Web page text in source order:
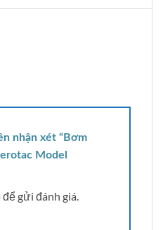
nhận xét “Bơm
Model
để gửi đánh giá.